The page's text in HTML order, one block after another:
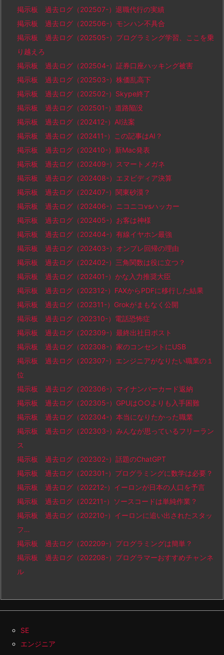
掲示板 過去ログ（202507-）退職代行の実績
掲示板 過去ログ（202506-）モンハン不具合
掲示板 過去ログ（202505-）プログラミング学習、ここを乗
り越えろ
掲示板 過去ログ（202504-）証券口座ハッキング被害
掲示板 過去ログ（202503-）株価乱高下
掲示板 過去ログ（202502-）Skype終了
掲示板 過去ログ（202501-）道路陥没
掲示板 過去ログ（202412-）AI法案
掲示板 過去ログ（202411-）この記事はAI？
掲示板 過去ログ（202410-）新Mac発表
掲示板 過去ログ（202409-）スマートメガネ
掲示板 過去ログ（202408-）エヌビディア決算
掲示板 過去ログ（202407-）関東砂漠？
掲示板 過去ログ（202406-）ニコニコvsハッカー
掲示板 過去ログ（202405-）お客は神様
掲示板 過去ログ（202404-）有線イヤホン最強
掲示板 過去ログ（202403-）オンプレ回帰の理由
掲示板 過去ログ（202402-）三角関数は役に立つ？
掲示板 過去ログ（202401-）かな入力推奨大臣
掲示板 過去ログ（202312-）FAXからPDFに移行した結果
掲示板 過去ログ（202311-）Grokがまもなく公開
掲示板 過去ログ（202310-）電話恐怖症
掲示板 過去ログ（202309-）最終出社日ポスト
掲示板 過去ログ（202308-）家のコンセントにUSB
掲示板 過去ログ（202307-）エンジニアがなりたい職業の１
位
掲示板 過去ログ（202306-）マイナンバーカード返納
掲示板 過去ログ（202305-）GPUは○○よりも入手困難
掲示板 過去ログ（202304-）本当になりたかった職業
掲示板 過去ログ（202303-）みんなが思っているフリーラン
ス
掲示板 過去ログ（202302-）話題のChatGPT
掲示板 過去ログ（202301-）プログラミングに数学は必要？
掲示板 過去ログ（202212-）イーロンが日本の人口を予言
掲示板 過去ログ（202211-）ソースコードは単純作業？
掲示板 過去ログ（202210-）イーロンに追い出されたスタッ
フ…
掲示板 過去ログ（202209-）プログラミングは簡単？
掲示板 過去ログ（202208-）プログラマーおすすめチャンネ
ル
SE
エンジニア